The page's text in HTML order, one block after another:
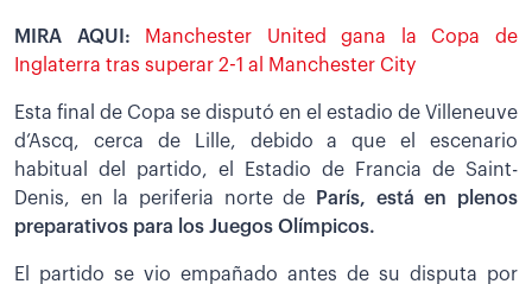
MIRA AQUI:
Manchester United gana la Copa de
Inglaterra tras superar 2-1 al Manchester City
Esta final de Copa se disputó en el estadio de Villeneuve
d’Ascq, cerca de Lille, debido a que el escenario
habitual del partido, el Estadio de Francia de Saint-
Denis, en la periferia norte de París, está en plenos
preparativos para los Juegos Olímpicos.
El partido se vio empañado antes de su disputa por